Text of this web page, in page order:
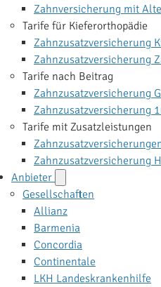
Zahnversicherung mit
Tarife für Kieferorthopädie
Zahnzusatzversicherung
Zahnzusatzversicherung
Tarife nach Beitrag
Zahnzusatzversicherung
Zahnzusatzversicherung
Tarife mit Zusatzleistungen
Zahnzusatzversicherung
Anbieter
Gesellschaften
Allianz
Barmenia
Concordia
Continentale
LKH Landeskrankenhilfe